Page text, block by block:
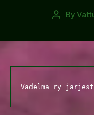
PostBy
Vadelma ry